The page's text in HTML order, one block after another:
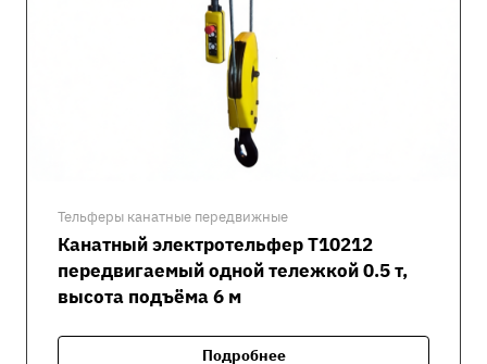
Тельферы канатные передвижные
Канатный электротельфер Т10212
передвигаемый одной тележкой 0.5 т,
высота подъёма 6 м
Подробнее